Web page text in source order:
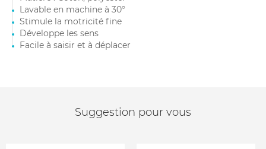
Lavable en machine à 30°
Stimule la motricité fine
Développe les sens
Facile à saisir et à déplacer
Suggestion pour vous